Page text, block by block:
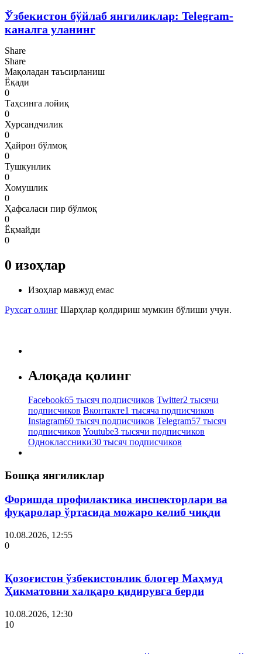
Ўзбекистон бўйлаб янгиликлар: Telegram-
каналга уланинг
Share
Share
Мақоладан таъсирланиш
Ёқади
0
Таҳсинга лойиқ
0
Хурсандчилик
0
Ҳайрон бўлмоқ
0
Тушкунлик
0
Хомушлик
0
Ҳафсаласи пир бўлмоқ
0
Ёқмайди
0
0 изоҳлар
Изоҳлар мавжуд емас
Рухсат олинг Шарҳлар қолдириш мумкин бўлиши учун.
Алоқада қолинг
Facebook65 тысяч подписчиков Twitter2 тысячи
подписчиков Вконтакте1 тысяча подписчиков
Instagram60 тысяч подписчиков Telegram57 тысяч
подписчиков Youtube3 тысячи подписчиков
Одноклассники30 тысяч подписчиков
Бошқа янгиликлар
Форишда профилактика инспекторлари ва
фуқаролар ўртасида можаро келиб чиқди
10.08.2026, 12:55
0
Қозоғистон ўзбекистонлик блогер Маҳмуд
Ҳикматовни халқаро қидирувга берди
10.08.2026, 12:30
10